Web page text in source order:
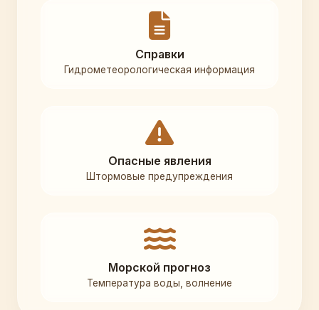
Справки
Гидрометеорологическая информация
Опасные явления
Штормовые предупреждения
Морской прогноз
Температура воды, волнение